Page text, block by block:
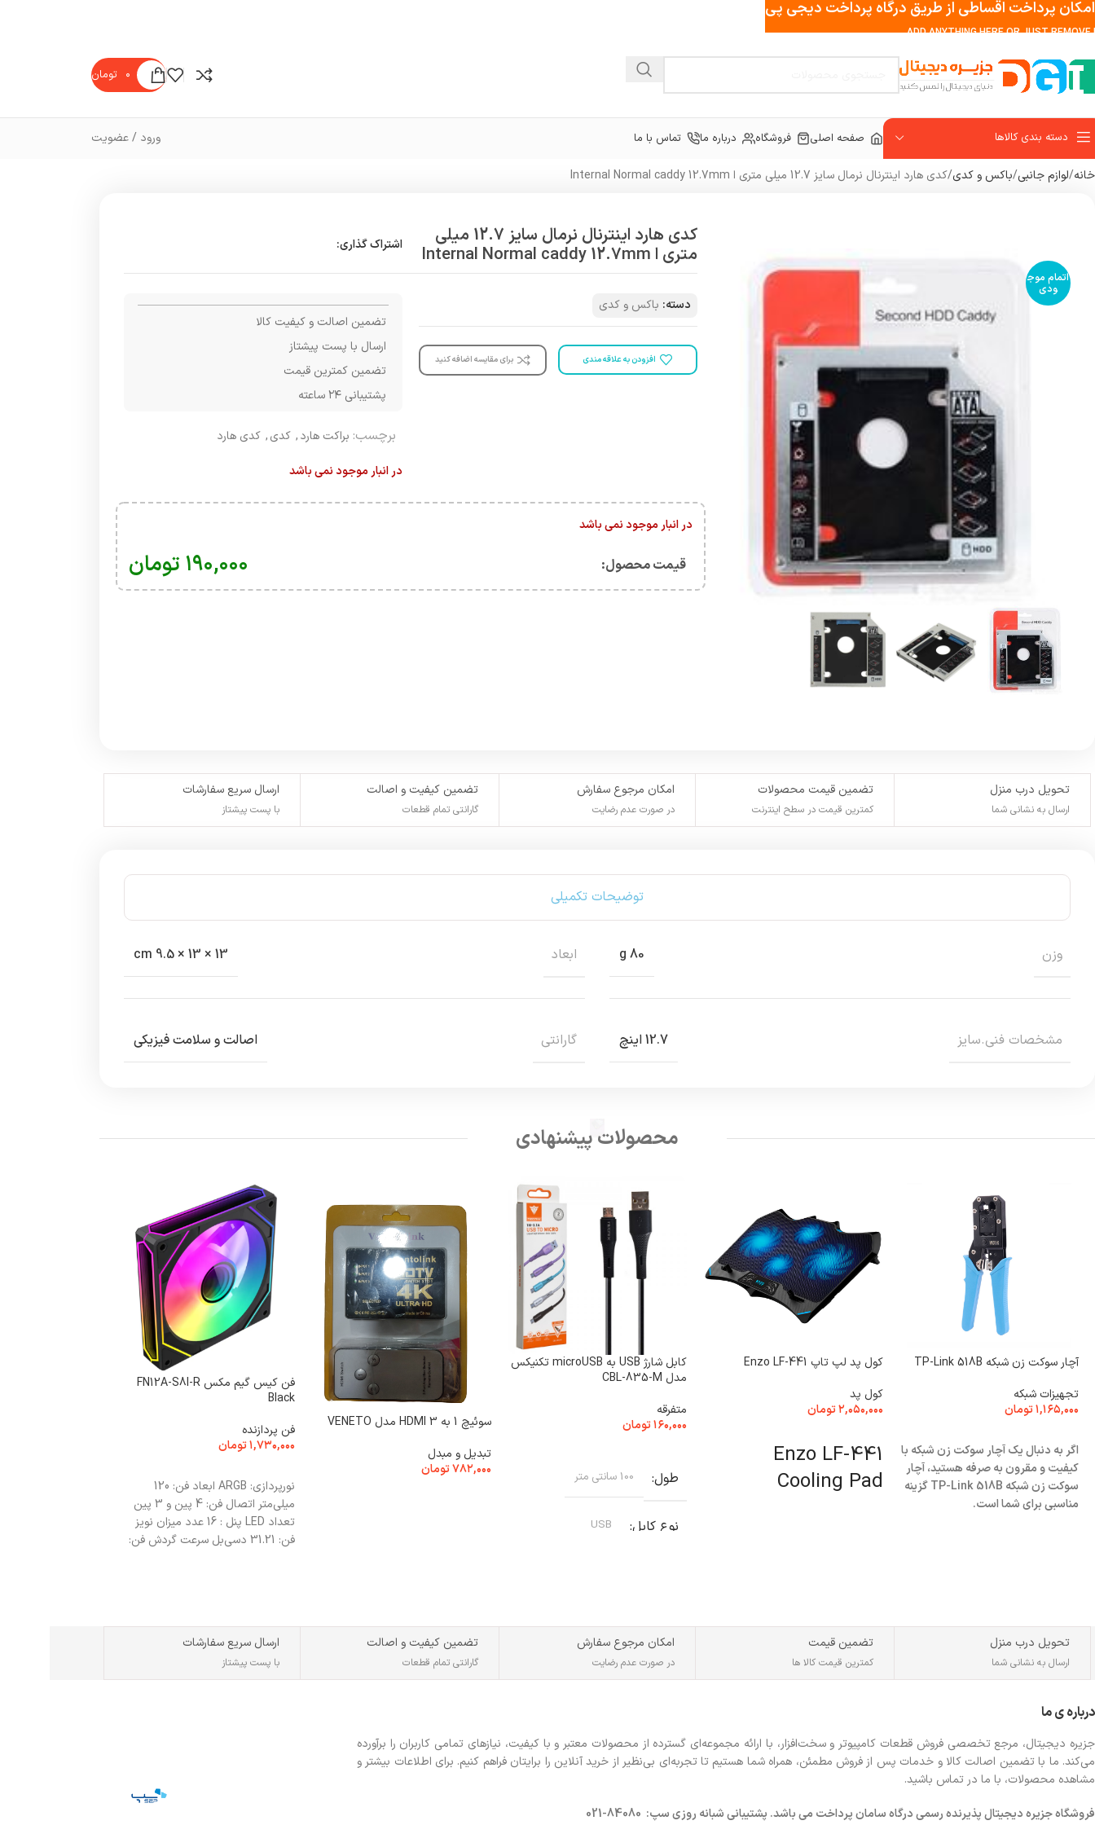
ADD ANYTHING HERE OR JUST REMOVE
۰ تومان
دسته بندی کالاها صفحه اصلی فروشگاه درباره ما تماس با ما ورود / عضویت
خانه لوازم جانبی باکس و کدی کدی هارد اینترنال نرمال سایز 12.7 میلی متری ا Internal Normal caddy 12.7mm
اتمام موج
ودی
کدی هارد اینترنال نرمال سایز 12.7 میلی
متری ا Internal Normal caddy 12.7mm
اشتراک گذاری:
دسته: باکس و کدی
افزودن به علاقه مندی برای مقایسه اضافه کنید
تضمین اصالت و کیفیت کالا
ارسال با پست پیشتاز
تضمین کمترین قیمت
پشتیبانی ۲۴ ساعته
برچسب: براکت هارد, کدی, کدی هارد
در انبار موجود نمی باشد
در انبار موجود نمی باشد
قیمت محصول:​ ۱۹۰,۰۰۰ تومان
تحویل درب منزل
ارسال به نشانی شما
تضمین قیمت محصولات
کمترین قیمت در سطح اینترنت
امکان مرجوع سفارش
در صورت عدم رضایت
تضمین کیفیت و اصالت
گارانتی تمام قطعات
ارسال سریع سفارشات
با پست پیشتاز
توضیحات تکمیلی
وزن 80 g ابعاد 13 × 13 × 9.5 cm
مشخصات فنی.سایز 12.7 اینچ گارانتی اصالت و سلامت فیزیکی
محصولات پیشنهادی
آچار سوکت زن شبکه TP-Link 518B
تجهیزات شبکه
۱,۱۶۵,۰۰۰تومان
اگر به دنبال یک آچار سوکت زن شبکه با
کیفیت و مقرون به صرفه هستید، آچار
سوکت زن شبکه TP-Link 518B گزینه
مناسبی برای شما است.
کول پد لپ تاپ Enzo LF-441
کول پد
۲,۰۵۰,۰۰۰تومان
Enzo LF-441
Cooling Pad
کابل شارژ USB به microUSB تکنیکس
مدل CBL-835-M
متفرقه
۱۶۰,۰۰۰تومان
طول 100 سانتی متر
نوع کابل USB
قابلیت انتقال اطلاعات
سوئیچ 1 به 3 HDMI مدل VENETO
تبدیل و مبدل
۷۸۲,۰۰۰تومان
فن کیس گیم مکس FN12A-S8I-R
Black
فن پردازنده
۱,۷۳۰,۰۰۰تومان
نورپردازی: ARGB ابعاد فن: 120
میلی‌متر اتصال فن: 4 پین و 3 پین
تعداد LED پنل : 16 عدد میزان نویز
فن: 31.21 دسی‌بل سرعت گردش فن:
تحویل درب منزل
ارسال به نشانی شما
تضمین قیمت
کمترین قیمت کالا ها
امکان مرجوع سفارش
در صورت عدم رضایت
تضمین کیفیت و اصالت
گارانتی تمام قطعات
ارسال سریع سفارشات
با پست پیشتاز
درباره ی ما
جزیره دیجیتال، مرجع تخصصی فروش قطعات کامپیوتر و سخت‌افزار، با ارائه مجموعه‌ای گسترده از محصولات معتبر و با کیفیت، نیازهای تمامی کاربران را برآورده
می‌کند. ما با تضمین اصالت کالا و خدمات پس از فروش مطمئن، همراه شما هستیم تا تجربه‌ای بی‌نظیر از خرید آنلاین را برایتان فراهم کنیم. برای اطلاعات بیشتر و
مشاهده محصولات، با ما در تماس باشید.
فروشگاهجزیره دیجیتال پذیرنده رسمی درگاه سامان پرداخت می باشد. پشتیبانی شبانه روزی سپ: 84080-021
امکان پرداخت اقساطی از طریق درگاه پرداخت دیجی پی